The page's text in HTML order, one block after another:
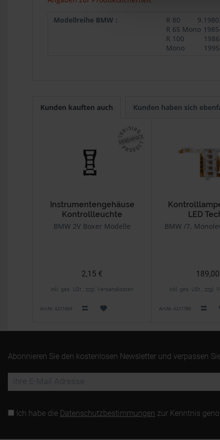
Modellreihe BMW : R 80
R 65 Mono
R 100
Mono
1995
Kunden kauften auch Kunden haben sich
Instrumentengehäuse
Kontrollleuchte
Dichtung
BMW 2V Boxer Modelle
2,15 €
inkl. ges. USt., zzgl. Versandkosten
Art.Nr. 6211669
LED
BMW /7,
inkl. ges. USt., zzgl.
Art.Nr. 6211780
Abonnieren Sie den kostenlosen Newsletter und verpassen
Ich habe die Datenschutzbestimmungen zur Kenntnis